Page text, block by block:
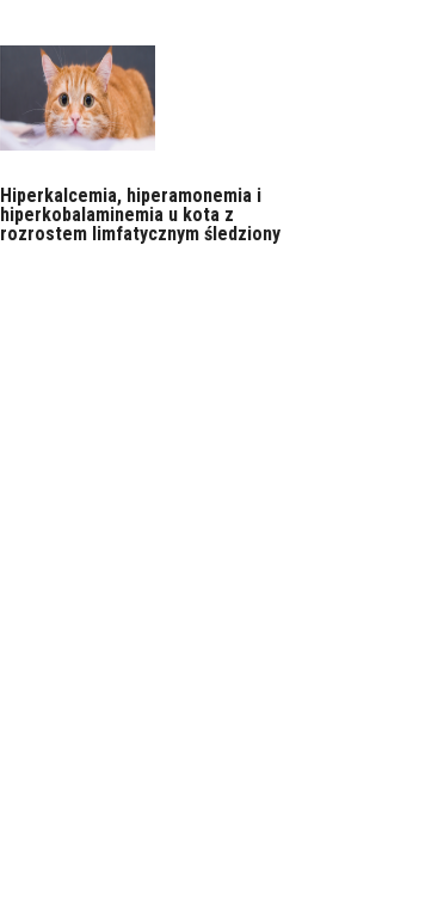
Hiperkalcemia, hiperamonemia i
hiperkobalaminemia u kota z
rozrostem limfatycznym śledziony